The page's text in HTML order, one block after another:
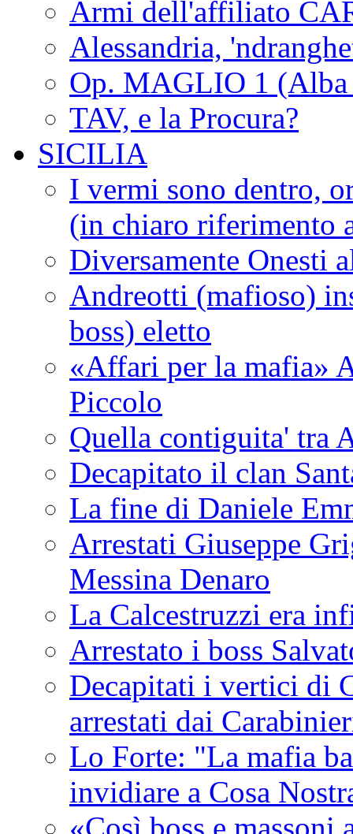
Armi dell'affiliato
Alessandria,
Op. MAGLIO 1 (Alba
TAV, e la Procura?
SICILIA
I vermi sono dentro,
(in chiaro riferimento
Diversamente Onesti
Andreotti (mafioso)
boss) eletto
«Affari per la mafia»
Piccolo
Quella contiguita' tra
Decapitato il clan
La fine di Daniele
Arrestati Giuseppe
Messina Denaro
La Calcestruzzi era
Arrestato i boss
Decapitati i vertici di
arrestati dai
Lo Forte: "La mafia
invidiare a Cosa
«Così boss e massoni